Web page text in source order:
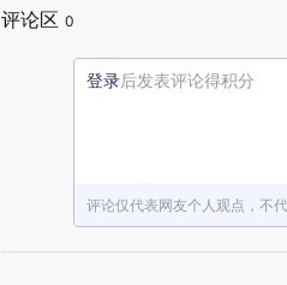
评论区 0
登录后发表评论得积分
评论仅代表网友个人观点，不